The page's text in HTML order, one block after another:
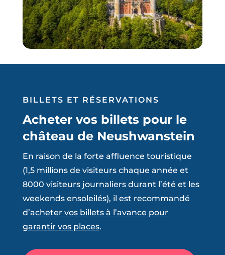
BILLETS ET RÉSERVATIONS
Acheter vos billets pour le
château de Neushwanstein
En raison de la forte affluence touristique
(1,5 millions de visiteurs chaque année et
8000 visiteurs journaliers durant l’été et les
weekends ensoleilés), il est recommandé
d’acheter vos billets à l’avance pour
garantir vos places.